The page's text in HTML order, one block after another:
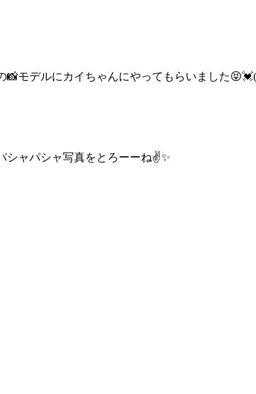
モデルにカイちゃんにやってもらいました
シャパシャ写真をとろーーね✌✨